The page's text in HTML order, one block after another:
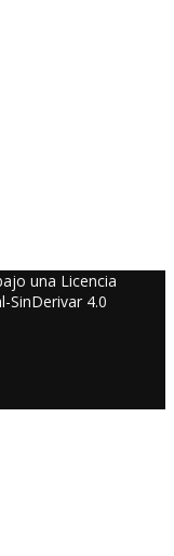
una Licencia
SinDerivar 4.0